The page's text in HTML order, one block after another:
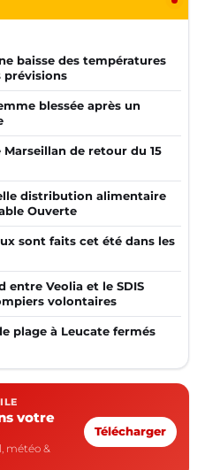
baisse des températures
prévisions
blessée après un
de retour du 15
distribution alimentaire
Ouverte
sont faits cet été dans les
entre Veolia et le SDIS
volontaires
plage à Leucate fermés
votre
météo &
Télécharger